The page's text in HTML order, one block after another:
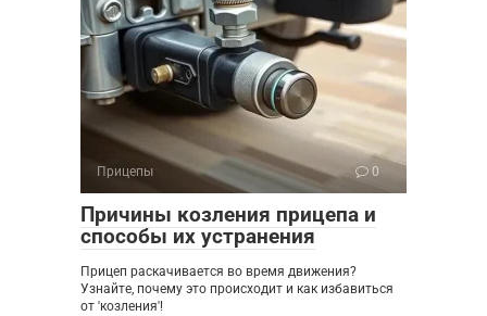
Прицепы 0
Причины козления прицепа и
способы их устранения
Прицеп раскачивается во время движения?
Узнайте, почему это происходит и как избавиться
от 'козления'!